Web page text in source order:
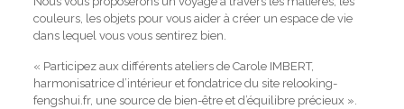
couleurs, les objets pour vous aider à créer un espace de vie
dans lequel vous vous sentirez bien.
« Participez aux différents ateliers de Carole IMBERT,
harmonisatrice d’intérieur et fondatrice du site relooking-
fengshui.fr, une source de bien-être et d’équilibre précieux ».